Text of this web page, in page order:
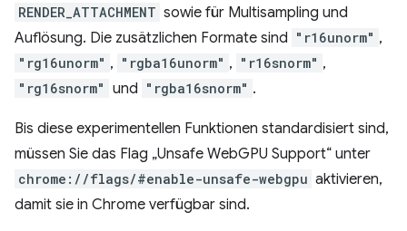
RENDER_ATTACHMENT sowie für Multisampling und
Auflösung. Die zusätzlichen Formate sind "r16unorm" ,
"rg16unorm" , "rgba16unorm" , "r16snorm" ,
"rg16snorm" und "rgba16snorm" .
Bis diese experimentellen Funktionen standardisiert sind,
müssen Sie das Flag „Unsafe WebGPU Support“ unter
chrome://flags/#enable-unsafe-webgpu aktivieren,
damit sie in Chrome verfügbar sind.